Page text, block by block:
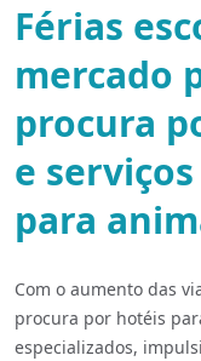
Férias
mercado
procura
e
para
Com o aumento das
procura por hotéis
especializados,